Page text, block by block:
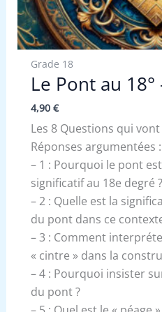
Grade 18
Le Pont au
4,90 €
Les 8 Questions qui
Réponses argumentées :
– 1 : Pourquoi le pont
significatif au 18e degré ?
– 2 : Quelle est la
du pont dans ce
– 3 : Comment
« cintre » dans la
– 4 : Pourquoi insister
du pont ?